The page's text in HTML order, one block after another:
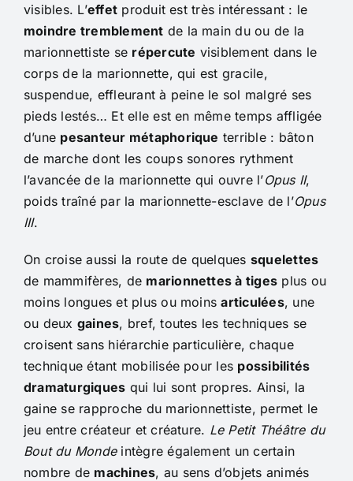
visibles. L’effet produit est très intéressant : le
moindre tremblement de la main du ou de la
marionnettiste se répercute visiblement dans le
corps de la marionnette, qui est gracile,
suspendue, effleurant à peine le sol malgré ses
pieds lestés… Et elle est en même temps affligée
d’une pesanteur métaphorique terrible : bâton
de marche dont les coups sonores rythment
l’avancée de la marionnette qui ouvre l’Opus II,
poids traîné par la marionnette-esclave de l’Opus
III.
On croise aussi la route de quelques squelettes
de mammifères, de marionnettes à tiges plus ou
moins longues et plus ou moinsarticulées, une
ou deux gaines, bref, toutes les techniques se
croisent sans hiérarchie particulière, chaque
technique étant mobilisée pour les possibilités
dramaturgiques qui lui sont propres. Ainsi, la
gaine se rapproche du marionnettiste, permet le
jeu entre créateur et créature. Le Petit Théâtre du
Bout du Mondeintègre également un certain
nombre de machines, au sens d’objets animés